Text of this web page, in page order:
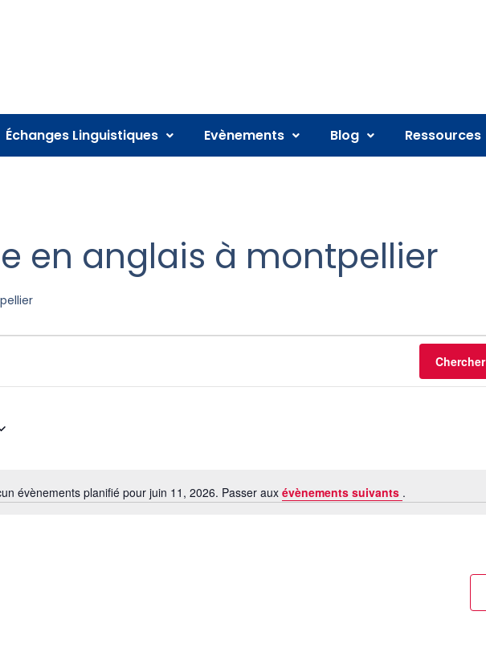
Échanges Linguistiques Evènements Blog Ressources
en anglais à montpellier
Notice
évènements planifié pour juin 11, 2026. Passer aux évènements suivants .
Chercher